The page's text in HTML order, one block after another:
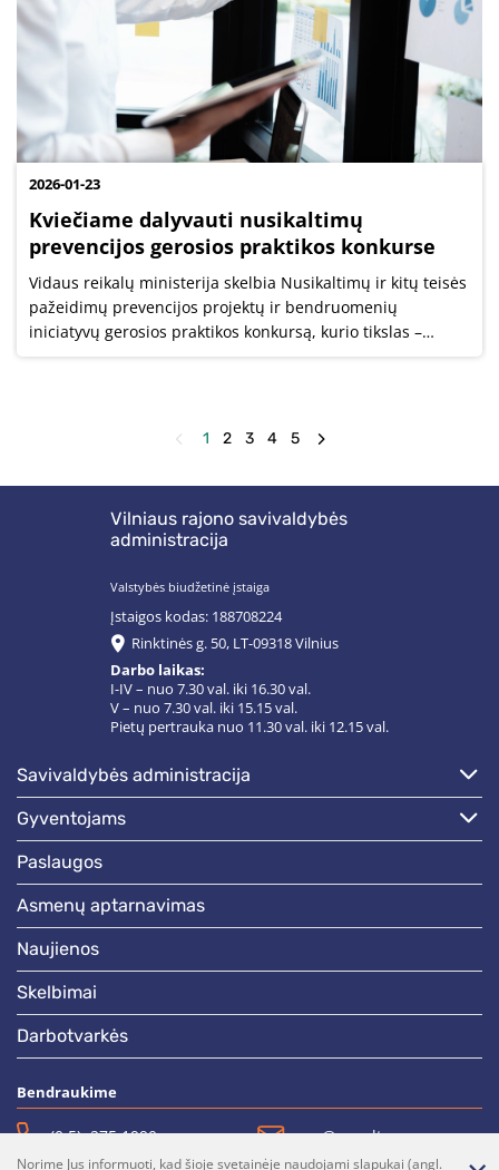
2026-01-23
Kviečiame dalyvauti nusikaltimų
prevencijos gerosios praktikos konkurse
Vidaus reikalų ministerija skelbia Nusikaltimų ir kitų teisės
pažeidimų prevencijos projektų ir bendruomenių
iniciatyvų gerosios praktikos konkursą, kurio tikslas –
skatinti ir viešinti veiksmingas iniciatyvas, stiprinančias
1 2 3 4 5
Vilniaus rajono savivaldybės
administracija
Valstybės biudžetinė įstaiga
Įstaigos kodas: 188708224
Rinktinės g. 50, LT-09318 Vilnius
Darbo laikas:
I-IV – nuo 7.30 val. iki 16.30 val.
V – nuo 7.30 val. iki 15.15 val.
Pietų pertrauka nuo 11.30 val. iki 12.15 val.
savivaldybės administracija
gyventojams
paslaugos
asmenų aptarnavimas
naujienos
skelbimai
darbotvarkės
Bendraukime
(0 5)  275 1990 vrsa@vrsa.lt
Norime Jus informuoti, kad šioje svetainėje naudojami slapukai (angl.